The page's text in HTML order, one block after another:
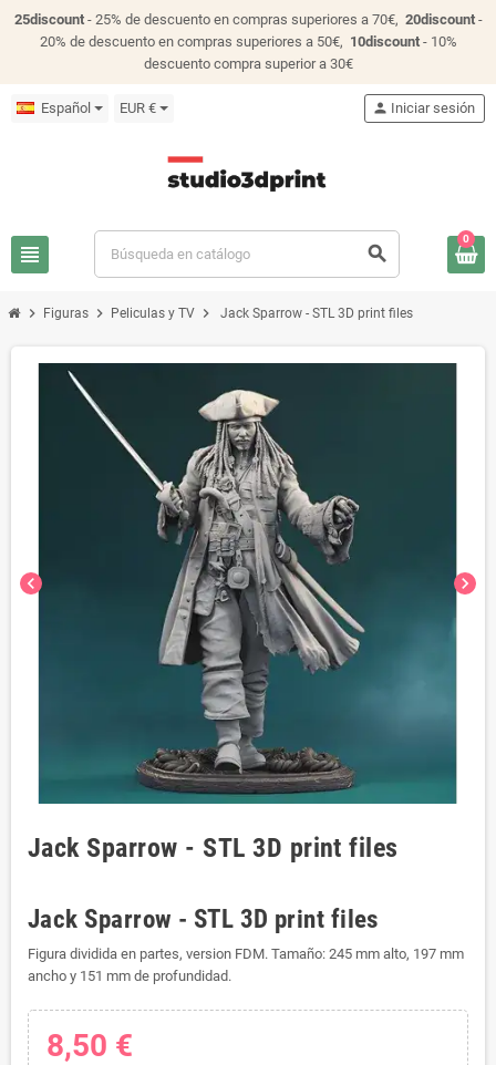
25discount- 25% de descuento en compras superiores a 70€, 20discount-
20% de descuento en compras superiores a 50€, 10discount- 10%
descuento compra superior a 30€
Español EUR €
view_headline search
person Iniciar sesión
0
chevron_right Figuras chevron_right Peliculas y TV chevron_right Jack Sparrow - STL 3D print files
chevron_left chevron_right
Jack Sparrow - STL 3D print files
Jack Sparrow - STL 3D print files
Figura dividida en partes, version FDM. Tamaño: 245 mm alto, 197 mm
ancho y 151 mm de profundidad.
8,50 €